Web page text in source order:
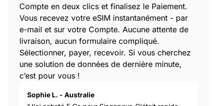
Compte en deux clics et finalisez le Paiement.
Vous recevez votre eSIM instantanément - par
e-mail et sur votre Compte. Aucune attente de
livraison, aucun formulaire compliqué.
Sélectionner, payer, recevoir. Si vous cherchez
une solution de données de dernière minute,
c’est pour vous !
Sophie L. - Australie